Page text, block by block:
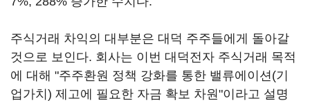
주식거래 차익의 대부분은 대덕 주주들에게 돌아갈
것으로 보인다. 회사는 이번 대덕전자 주식거래 목적
에 대해 "주주환원 정책 강화를 통한 밸류에이션(기
업가치) 제고에 필요한 자금 확보 차원"이라고 설명